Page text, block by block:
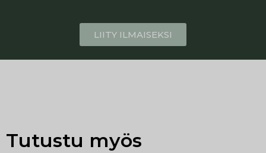
LIITY ILMAISEKSI
Tutustu myös